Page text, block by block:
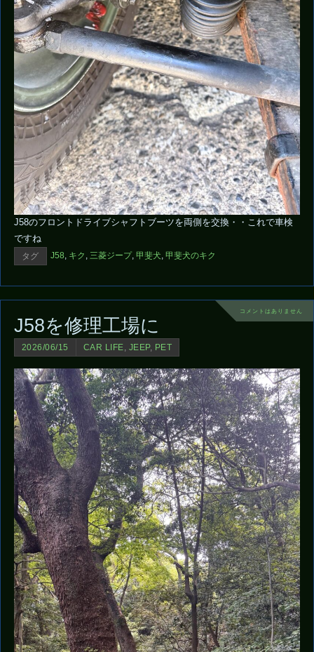
J58のフロントドライブシャフトブーツを両側を交換・・これで車検
ですね
タグ
J58, キク , 三菱ジープ, 甲斐犬, 甲斐犬のキク
コメントはありません
J58を修理工場に
2026/06/15 CAR LIFE, JEEP, PET